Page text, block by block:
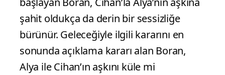
şahit oldukça da derin bir sessizliğe
bürünür. Geleceğiyle ilgili kararını en
sonunda açıklama kararı alan Boran,
Alya ile Cihan’ın aşkını küle mi